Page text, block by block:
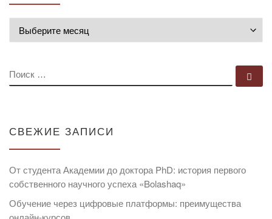
ПОИСК
СВЕЖИЕ ЗАПИСИ
От студента Академии до доктора PhD: история первого
собственного научного успеха «Bolashaq»
Обучение через цифровые платформы: преимущества